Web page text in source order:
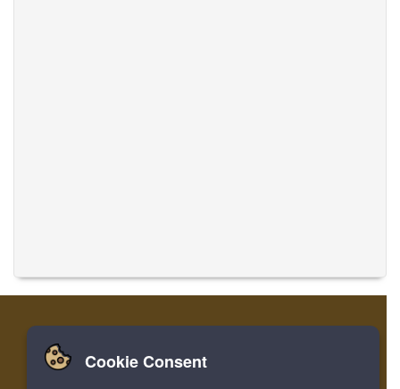
家 ログイン 登録
Cookie Consent